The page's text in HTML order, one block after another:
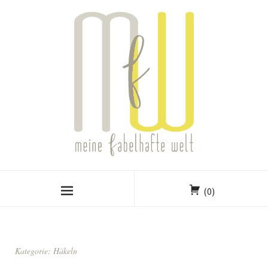
(0)
Kategorie: Häkeln